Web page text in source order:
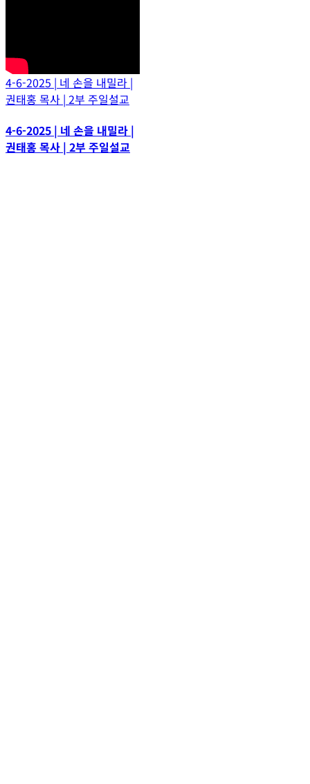
4-6-2025 | 네 손을 내밀라 |
권태홍 목사 | 2부 주일설교
4-6-2025 | 네 손을 내밀라 |
권태홍 목사 | 2부 주일설교